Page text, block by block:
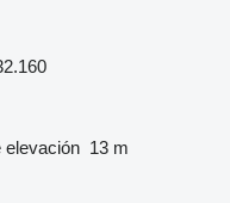
elevación 13 m